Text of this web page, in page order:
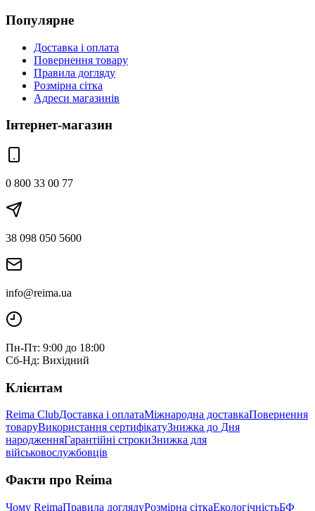
Популярне
Доставка і оплата
Повернення товару
Правила догляду
Розмірна сітка
Адреси магазинів
Інтернет-магазин
0 800 33 00 77
38 098 050 5600
info@reima.ua
Пн-Пт: 9:00 до 18:00
Сб-Нд: Вихідний
Клієнтам
Reima ClubДоставка і оплатаМіжнародна доставкаПовернення
товаруВикористання сертифікатуЗнижка до Дня
народженняГарантійні строкиЗнижка для
військовослужбовців
Факти про Reima
Чому ReimaПравила доглядуРозмірна сіткаЕкологічністьБФ